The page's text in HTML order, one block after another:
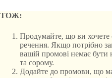
ТОЖ:
Продумайте, що ви хочете
речення. Якщо потрібно
вашій промові немає бути
та сорому.
Додайте до промови, що